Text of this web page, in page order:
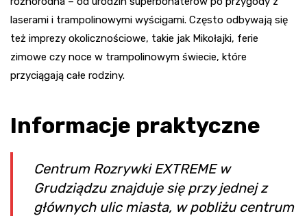
laserami i trampolinowymi wyścigami. Często odbywają się
też imprezy okolicznościowe, takie jak Mikołajki, ferie
zimowe czy noce w trampolinowym świecie, które
przyciągają całe rodziny.
Informacje praktyczne
Centrum Rozrywki EXTREME w
Grudziądzu znajduje się przy jednej z
głównych ulic miasta, w pobliżu centrum